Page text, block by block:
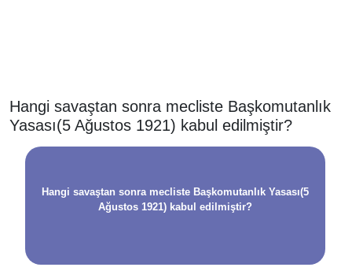
Hangi savaştan sonra mecliste Başkomutanlık
Yasası(5 Ağustos 1921) kabul edilmiştir?
Hangi savaştan sonra mecliste Başkomutanlık Yasası(5
Ağustos 1921) kabul edilmiştir?